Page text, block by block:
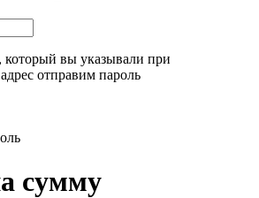
который вы указывали при
отправим пароль
сумму